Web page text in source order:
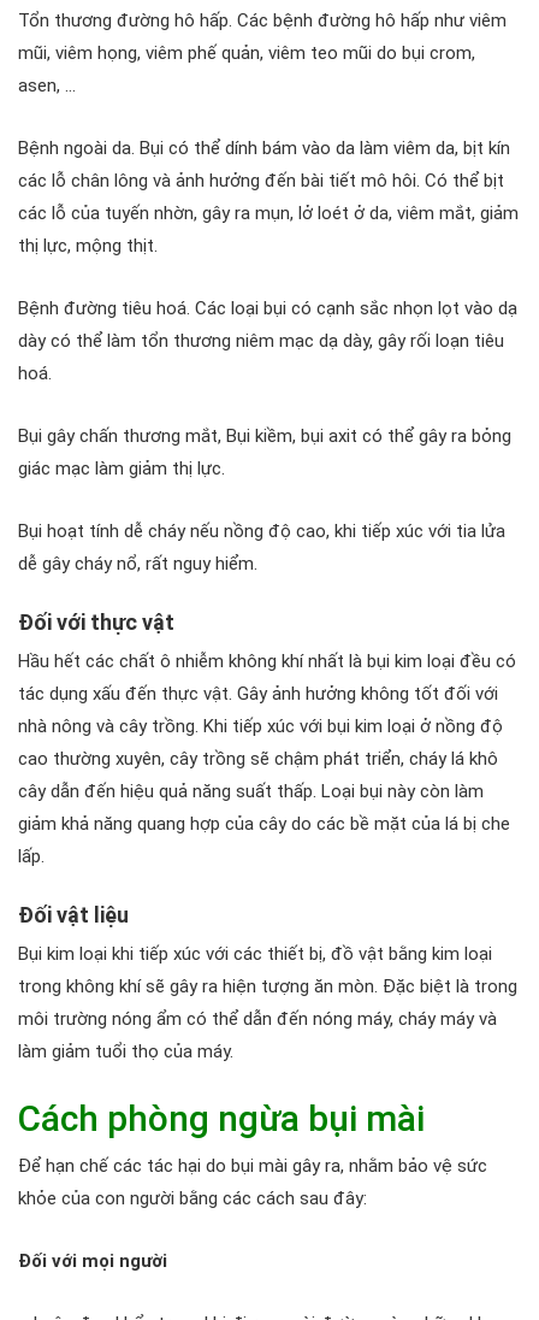
Tổn thương đường hô hấp. Các bệnh đường hô hấp như viêm
mũi, viêm họng, viêm phế quản, viêm teo mũi do bụi crom,
asen, …
Bệnh ngoài da. Bụi có thể dính bám vào da làm viêm da, bịt kín
các lỗ chân lông và ảnh hưởng đến bài tiết mô hôi. Có thể bịt
các lỗ của tuyến nhờn, gây ra mụn, lở loét ở da, viêm mắt, giảm
thị lực, mộng thịt.
Bệnh đường tiêu hoá. Các loại bụi có cạnh sắc nhọn lọt vào dạ
dày có thể làm tổn thương niêm mạc dạ dày, gây rối loạn tiêu
hoá.
Bụi gây chấn thương mắt, Bụi kiềm, bụi axit có thể gây ra bỏng
giác mạc làm giảm thị lực.
Bụi hoạt tính dễ cháy nếu nồng độ cao, khi tiếp xúc với tia lửa
dễ gây cháy nổ, rất nguy hiểm.
Đối với thực vật
Hầu hết các chất ô nhiễm không khí nhất là bụi kim loại đều có
tác dụng xấu đến thực vật. Gây ảnh hưởng không tốt đối với
nhà nông và cây trồng. Khi tiếp xúc với bụi kim loại ở nồng độ
cao thường xuyên, cây trồng sẽ chậm phát triển, cháy lá khô
cây dẫn đến hiệu quả năng suất thấp. Loại bụi này còn làm
giảm khả năng quang hợp của cây do các bề mặt của lá bị che
lấp.
Đối vật liệu
Bụi kim loại khi tiếp xúc với các thiết bị, đồ vật bằng kim loại
trong không khí sẽ gây ra hiện tượng ăn mòn. Đặc biệt là trong
môi trường nóng ẩm có thể dẫn đến nóng máy, cháy máy và
làm giảm tuổi thọ của máy.
Cách phòng ngừa bụi mài
Để hạn chế các tác hại do bụi mài gây ra, nhằm bảo vệ sức
khỏe của con người bằng các cách sau đây:
Đối với mọi người